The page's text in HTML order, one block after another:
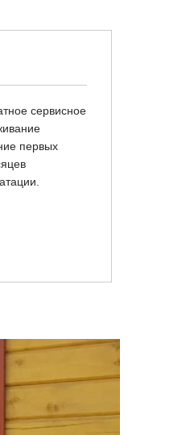
сервисное
первых